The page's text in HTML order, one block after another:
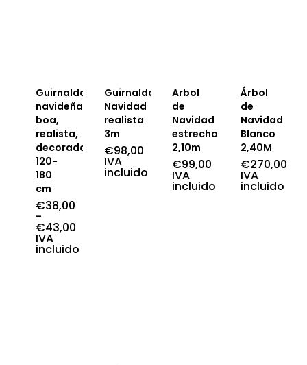
Guirnalda
navideña
boa,
realista,
decorada,
120-
180
cm
€38,00
-
€43,00
Rango
de
IVA
incluido
Guirnalda
Navidad
realista
3m
€98,00
IVA
incluido
Arbol
de
Navidad
estrecho
2,10m
€99,00
IVA
incluido
Árbol
de
Navidad
Blanco
2,40M
€270,00
IVA
incluido